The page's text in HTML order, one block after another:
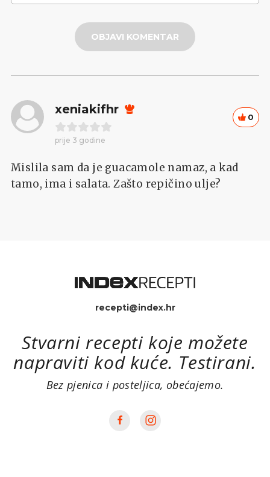
OBJAVI KOMENTAR
xeniakifhr
prije 3 godine
0
Mislila sam da je guacamole namaz, a kad
tamo, ima i salata. Zašto repičino ulje?
recepti@index.hr
Stvarni recepti koje možete
napraviti kod kuće. Testirani.
Bez pjenica i posteljica, obećajemo.